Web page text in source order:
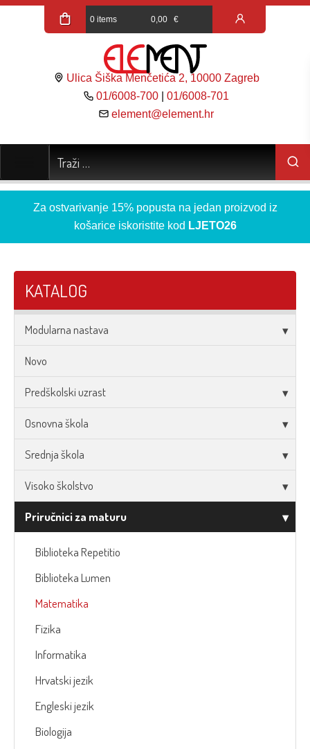
0 items 0,00 €
Ulica Šiška Menčetića 2, 10000 Zagreb
01/6008-700 |01/6008-701
element@element.hr
Za ostvarivanje 15% popusta na jedan proizvod iz
košarice iskoristite kod LJETO26
KATALOG
Modularna nastava
Novo
Predškolski uzrast
Osnovna škola
Srednja škola
Visoko školstvo
Priručnici za maturu
Biblioteka Repetitio
Biblioteka Lumen
Matematika
Fizika
Informatika
Hrvatski jezik
Engleski jezik
Biologija